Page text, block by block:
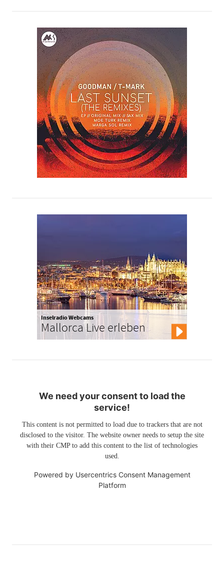
Inselradio Webcams
Mallorca Live erleben
We need your consent to load the
service!
This content is not permitted to load due to trackers that are not
disclosed to the visitor. The website owner needs to setup the site
with their CMP to add this content to the list of technologies
used.
Powered by Usercentrics Consent Management
Platform